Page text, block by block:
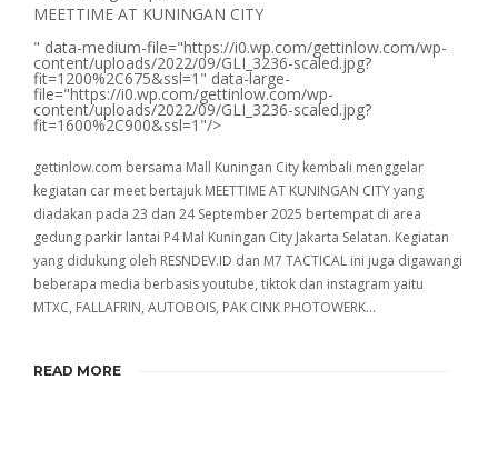
MEETTIME AT KUNINGAN CITY
" data-medium-file="https://i0.wp.com/gettinlow.com/wp-
content/uploads/2022/09/GLI_3236-scaled.jpg?
fit=1200%2C675&ssl=1" data-large-
file="https://i0.wp.com/gettinlow.com/wp-
content/uploads/2022/09/GLI_3236-scaled.jpg?
fit=1600%2C900&ssl=1"/>
gettinlow.com bersama Mall Kuningan City kembali menggelar
kegiatan car meet bertajuk MEETTIME AT KUNINGAN CITY yang
diadakan pada 23 dan 24 September 2025 bertempat di area
gedung parkir lantai P4 Mal Kuningan City Jakarta Selatan. Kegiatan
yang didukung oleh RESNDEV.ID dan M7 TACTICAL ini juga digawangi
beberapa media berbasis youtube, tiktok dan instagram yaitu
MTXC, FALLAFRIN, AUTOBOIS, PAK CINK PHOTOWERK…
READ MORE